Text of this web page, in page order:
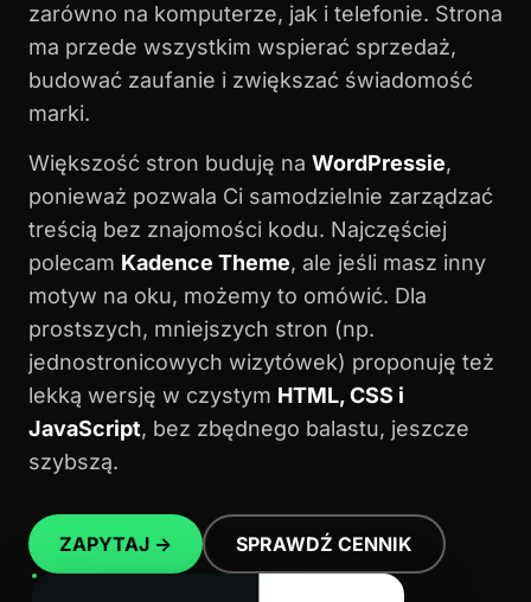
zarówno na komputerze, jak i telefonie. Strona
ma przede wszystkim wspierać sprzedaż,
budować zaufanie i zwiększać świadomość
marki.
Większość stron buduję na WordPressie,
ponieważ pozwala Ci samodzielnie zarządzać
treścią bez znajomości kodu. Najczęściej
polecam Kadence Theme, ale jeśli masz inny
motyw na oku, możemy to omówić. Dla
prostszych, mniejszych stron (np.
jednostronicowych wizytówek) proponuję też
lekką wersję w czystym HTML, CSS i
JavaScript, bez zbędnego balastu, jeszcze
szybszą.
ZAPYTAJ → SPRAWDŹ CENNIK